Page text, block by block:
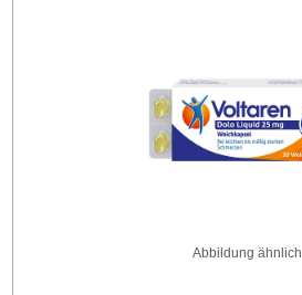
Abbildung ähnlich